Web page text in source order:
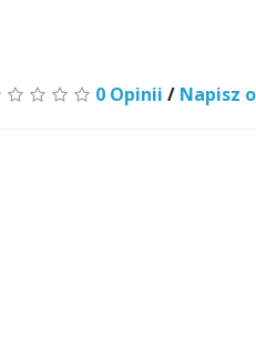
0 Opinii / Napisz